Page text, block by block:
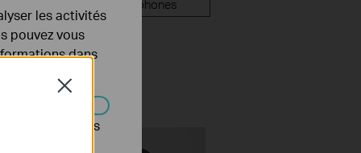
smartphones
Close
les activités
pouvez vous
dans
être désactivés